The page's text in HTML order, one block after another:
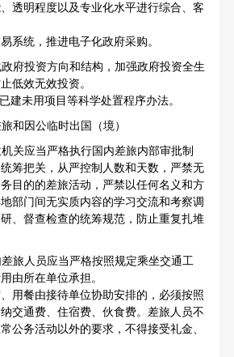
透明程度以及专业化水平进行综合、客
系统，推进电子化政府采购。
府投资方向和结构，加强政府投资全生
低效无效投资。
建未用项目等科学处置程序办法。
和因公临时出国（境）
关应当严格执行国内差旅内部审批制
筹把关，从严控制人数和天数，严禁无
目的的差旅活动，严禁以任何名义和方
部门间无实质内容的学习交流和考察调
、督查检查的统筹规范，防止重复扎堆
旅人员应当严格按照规定乘坐交通工
由所在单位承担。
用餐由接待单位协助安排的，必须按照
交通费、住宿费、伙食费。差旅人员不
公务活动以外的要求，不得接受礼金、